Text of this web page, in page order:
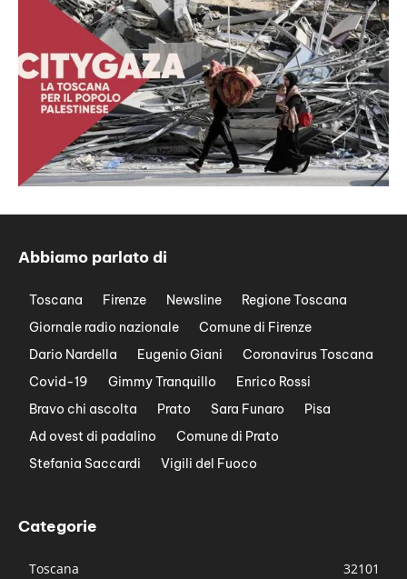
Abbiamo parlato di
Toscana Firenze Newsline
Regione Toscana
Giornale radio nazionale
Comune di Firenze
Dario Nardella
Eugenio Giani
Coronavirus Toscana
Covid-19
Gimmy Tranquillo
Enrico Rossi
Bravo chi ascolta
Prato Sara Funaro
Pisa
Ad ovest di padalino
Comune di Prato
Stefania Saccardi
Vigili del Fuoco
Categorie
Toscana
32101